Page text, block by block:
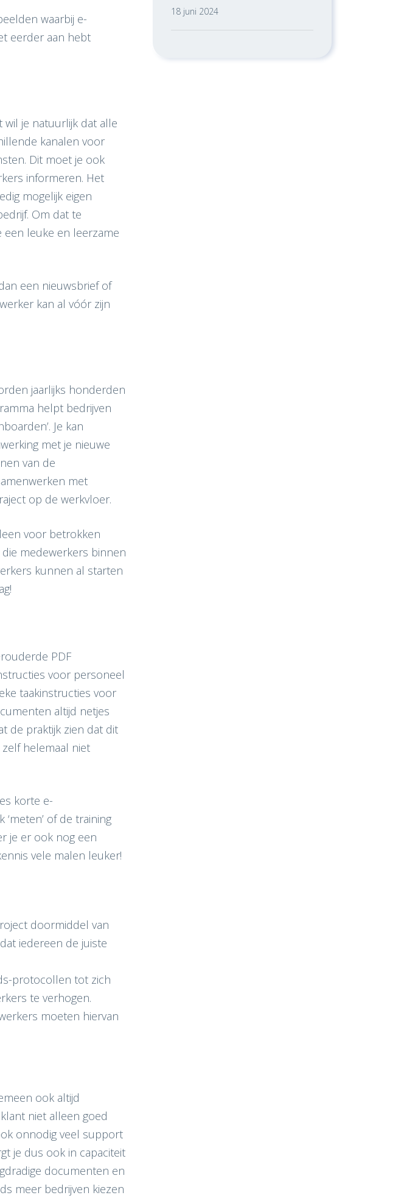
waarbij e-
eerder aan hebt
wil je natuurlijk dat alle
kanalen voor
Dit moet je ook
informeren. Het
mogelijk eigen
Om dat te
een leuke en leerzame
een nieuwsbrief of
kan al vóór zijn
jaarlijks honderden
helpt bedrijven
Je kan
met je nieuwe
van de
met
op de werkvloer.
voor betrokken
medewerkers binnen
kunnen al starten
PDF
voor personeel
taakinstructies voor
altijd netjes
de praktijk zien dat dit
helemaal niet
korte e-
of de training
je er ook nog een
vele malen leuker!
doormiddel van
iedereen de juiste
protocollen tot zich
te verhogen.
moeten hiervan
ook altijd
niet alleen goed
onnodig veel support
je dus ook in capaciteit
documenten en
meer bedrijven kiezen
18 juni 2024